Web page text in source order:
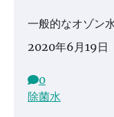
一般的なオゾン
2020年6月19日
0
除菌水